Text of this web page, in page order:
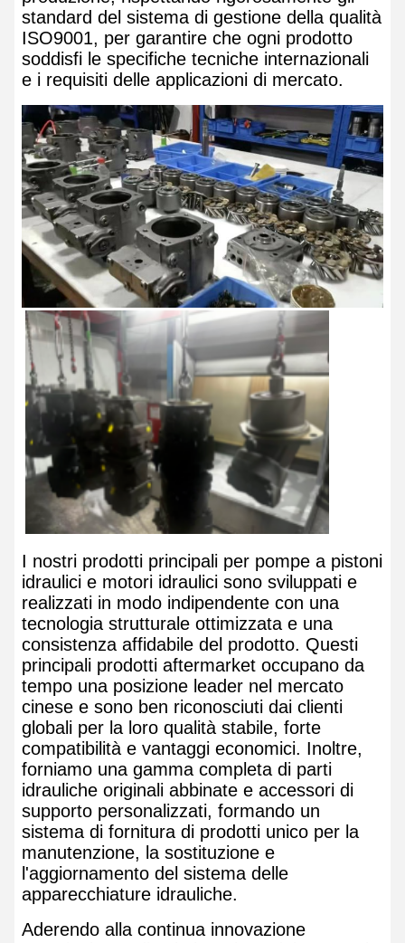
standard del sistema di gestione della qualità
ISO9001, per garantire che ogni prodotto
soddisfi le specifiche tecniche internazionali
e i requisiti delle applicazioni di mercato.
I nostri prodotti principali per pompe a pistoni
idraulici e motori idraulici sono sviluppati e
realizzati in modo indipendente con una
tecnologia strutturale ottimizzata e una
consistenza affidabile del prodotto. Questi
principali prodotti aftermarket occupano da
tempo una posizione leader nel mercato
cinese e sono ben riconosciuti dai clienti
globali per la loro qualità stabile, forte
compatibilità e vantaggi economici. Inoltre,
forniamo una gamma completa di parti
idrauliche originali abbinate e accessori di
supporto personalizzati, formando un
sistema di fornitura di prodotti unico per la
manutenzione, la sostituzione e
l'aggiornamento del sistema delle
apparecchiature idrauliche.
Aderendo alla continua innovazione